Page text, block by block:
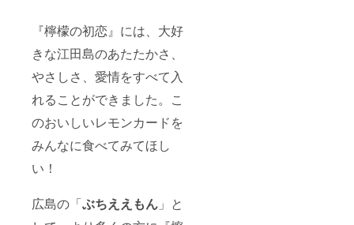
『檸檬の初恋』には、大好
きな江田島のあたたかさ、
やさしさ、愛情をすべて入
れることができました。こ
のおいしいレモンカードを
みんなに食べてみてほし
い！
広島の「ぶちええもん 」と